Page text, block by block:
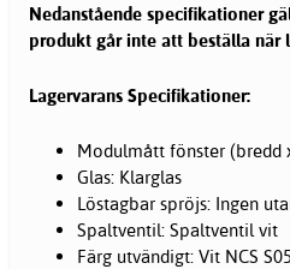
Nedanstående specifikationer
produkt går inte att beställa när
Lagervarans Specifikationer:
Modulmått fönster (bredd
Glas: Klarglas
Löstagbar spröjs: Ingen
Spaltventil: Spaltventil vit
Färg utvändigt: Vit NCS